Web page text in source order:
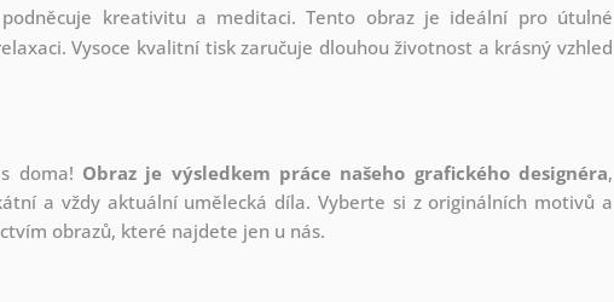
kreativitu a meditaci. Tento obraz je ideální pro útulné
Vysoce kvalitní tisk zaručuje dlouhou životnost a krásný vzhled
doma! Obraz je výsledkem práce našeho grafického designéra,
a vždy aktuální umělecká díla. Vyberte si z originálních motivů a
obrazů, které najdete jen u nás.